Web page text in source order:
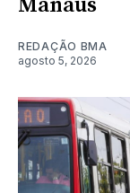
REDAÇÃO BMA
agosto 5, 2026